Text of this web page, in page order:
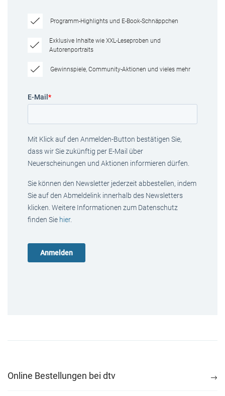
Programm-Highlights und E-Book-Schnäppchen
Exklusive Inhalte wie XXL-Leseproben und
Autorenportraits
Gewinnspiele, Community-Aktionen und vieles mehr
E-Mail *
Mit Klick auf den Anmelden-Button bestätigen Sie,
dass wir Sie zukünftig per E-Mail über
Neuerscheinungen und Aktionen informieren dürfen.
Sie können den Newsletter jederzeit abbestellen, indem
Sie auf den Abmeldelink innerhalb des Newsletters
klicken. Weitere Informationen zum Datenschutz
finden Sie hier.
Online Bestellungen bei dtv